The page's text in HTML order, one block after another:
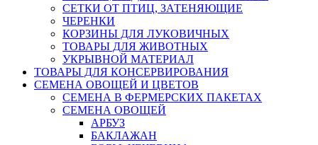
СЕТКИ ОТ ПТИЦ, ЗАТЕНЯЮЩИЕ
ЧЕРЕНКИ
КОРЗИНЫ ДЛЯ ЛУКОВИЧНЫХ
ТОВАРЫ ДЛЯ ЖИВОТНЫХ
УКРЫВНОЙ МАТЕРИАЛ
ТОВАРЫ ДЛЯ КОНСЕРВИРОВАНИЯ
СЕМЕНА ОВОЩЕЙ И ЦВЕТОВ
СЕМЕНА В ФЕРМЕРСКИХ ПАКЕТАХ
СЕМЕНА ОВОЩЕЙ
АРБУЗ
БАКЛАЖАН